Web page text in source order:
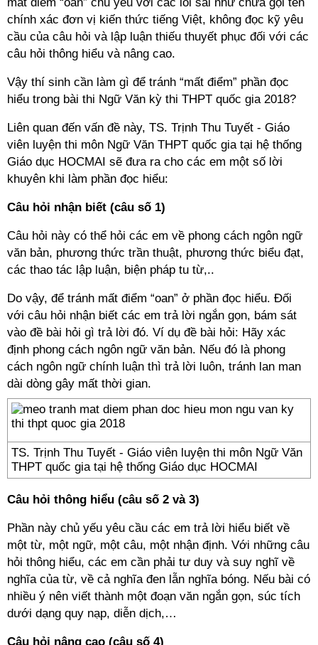
chính xác đơn vị kiến thức tiếng Việt, không đọc kỹ yêu
cầu của câu hỏi và lập luận thiếu thuyết phục đối với các
câu hỏi thông hiểu và nâng cao.
Vậy thí sinh cần làm gì để tránh “mất điểm” phần đọc
hiểu trong bài thi Ngữ Văn kỳ thi THPT quốc gia 2018?
Liên quan đến vấn đề này, TS. Trịnh Thu Tuyết - Giáo
viên luyện thi môn Ngữ Văn THPT quốc gia tại hệ thống
Giáo dục HOCMAI sẽ đưa ra cho các em một số lời
khuyên khi làm phần đọc hiểu:
Câu hỏi nhận biết (câu số 1)
Câu hỏi này có thể hỏi các em về phong cách ngôn ngữ
văn bản, phương thức trần thuật, phương thức biểu đạt,
các thao tác lập luận, biện pháp tu từ,..
Do vậy, để tránh mất điểm “oan” ở phần đọc hiểu. Đối
với câu hỏi nhận biết các em trả lời ngắn gọn, bám sát
vào đề bài hỏi gì trả lời đó. Ví dụ đề bài hỏi: Hãy xác
định phong cách ngôn ngữ văn bản. Nếu đó là phong
cách ngôn ngữ chính luận thì trả lời luôn, tránh lan man
dài dòng gây mất thời gian.
TS. Trịnh Thu Tuyết - Giáo viên luyện thi môn Ngữ Văn
THPT quốc gia tại hệ thống Giáo dục HOCMAI
Câu hỏi thông hiểu (câu số 2 và 3)
Phần này chủ yếu yêu cầu các em trả lời hiểu biết về
một từ, một ngữ, một câu, một nhận định. Với những câu
hỏi thông hiểu, các em cần phải tư duy và suy nghĩ về
nghĩa của từ, về cả nghĩa đen lẫn nghĩa bóng. Nếu bài có
nhiều ý nên viết thành một đoạn văn ngắn gọn, súc tích
dưới dạng quy nạp, diễn dịch,…
Câu hỏi nâng cao (câu số 4)